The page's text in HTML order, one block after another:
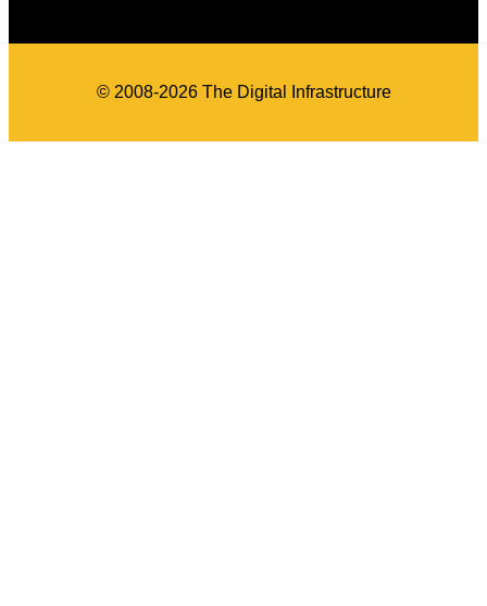
© 2008-2026 The Digital Infrastructure